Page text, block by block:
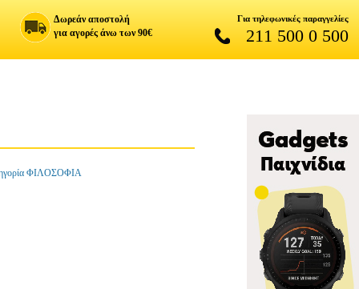
Δωρεάν αποστολή
για αγορές άνω των 90€
Για τηλεφωνικές παραγγελίες
211 500 0 500
ΦΙΛΟΣΟΦΙΑ